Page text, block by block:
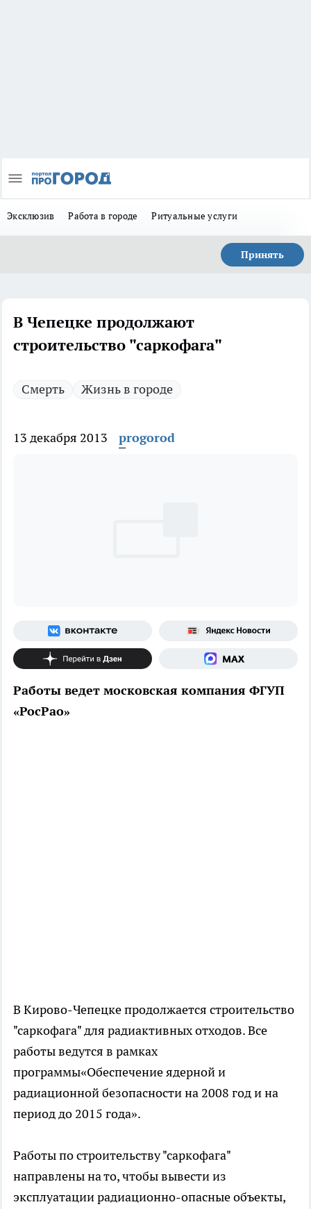
Эксклюзив Работа в городе Ритуальные услуги
Принять
В Чепецке продолжают
строительство "саркофага"
Смерть Жизнь в городе
13 декабря 2013 progorod
Работы ведет московская компания ФГУП
«РосРао»
В Кирово-Чепецке продолжается строительство
"саркофага" для радиактивных отходов. Все
работы ведутся в рамках
программы«Обеспечение ядерной и
радиационной безопасности на 2008 год и на
период до 2015 года».
Работы по строительству "саркофага"
направлены на то, чтобы вывести из
эксплуатации радиационно-опасные объекты,